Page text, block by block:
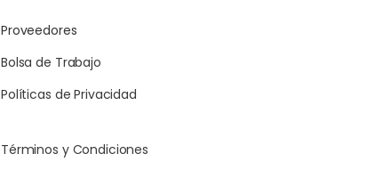
Proveedores
Bolsa de Trabajo
Políticas de Privacidad
Términos y Condiciones